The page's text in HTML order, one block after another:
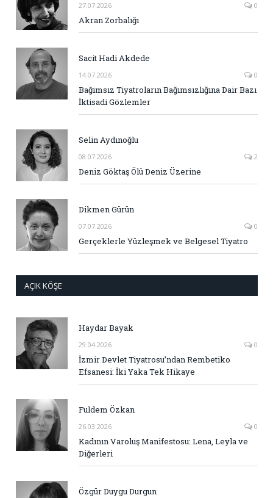
27.07.2026 0
Akran Zorbalığı
Sacit Hadi Akdede
14.07.2026 0
Bağımsız Tiyatroların Bağımsızlığına Dair Bazı
İktisadi Gözlemler
Selin Aydınoğlu
08.07.2026 2
Deniz Göktaş Ölü Deniz Üzerine
Dikmen Gürün
07.07.2026 0
Gerçeklerle Yüzleşmek ve Belgesel Tiyatro
AÇIK KÖŞE
Haydar Bayak
29.04.2026 0
İzmir Devlet Tiyatrosu’ndan Rembetiko
Efsanesi: İki Yaka Tek Hikaye
Fuldem Özkan
26.03.2026 0
Kadının Varoluş Manifestosu: Lena, Leyla ve
Diğerleri
Özgür Duygu Durgun